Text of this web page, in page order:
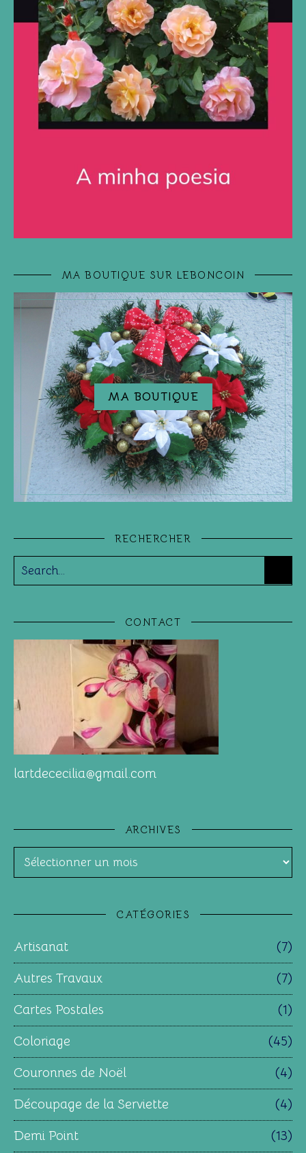
MA BOUTIQUE SUR LEBONCOIN
MA BOUTIQUE
RECHERCHER
CONTACT
lartdececilia@gmail.com
ARCHIVES
Archives
CATÉGORIES
Artisanat
(7)
Autres Travaux
(7)
Cartes Postales
(1)
Coloriage
(45)
Couronnes de Noël
(4)
Découpage de la Serviette
(4)
Demi Point
(13)